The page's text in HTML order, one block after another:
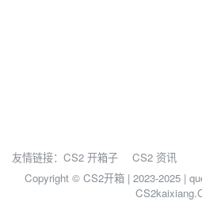
友情链接： CS2 开箱子
CS2 资讯
Copyright © CS2开箱 | 2023-2025 |